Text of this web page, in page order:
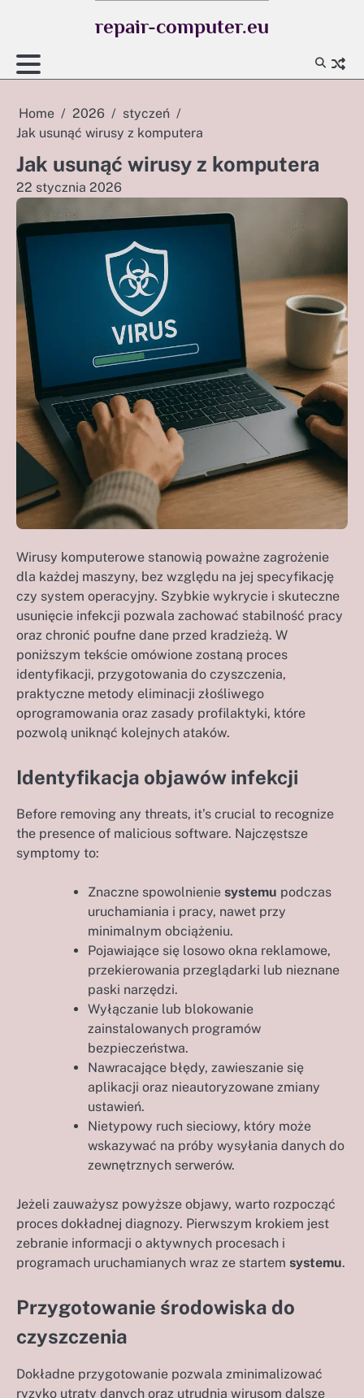
repair-computer.eu
Home 2026
styczeń
Jak usunąć wirusy z komputera
Jak usunąć wirusy z komputera
22 stycznia 2026
Wirusy komputerowe stanowią poważne zagrożenie
dla każdej maszyny, bez względu na jej specyfikację
czy system operacyjny. Szybkie wykrycie i skuteczne
usunięcie infekcji pozwala zachować stabilność pracy
oraz chronić poufne dane przed kradzieżą. W
poniższym tekście omówione zostaną proces
identyfikacji, przygotowania do czyszczenia,
praktyczne metody eliminacji złośliwego
oprogramowania oraz zasady profilaktyki, które
pozwolą uniknąć kolejnych ataków.
Identyfikacja objawów infekcji
Before removing any threats, it’s crucial to recognize
the presence of malicious software. Najczęstsze
symptomy to:
Znaczne spowolnienie systemu podczas
uruchamiania i pracy, nawet przy
minimalnym obciążeniu.
Pojawiające się losowo okna reklamowe,
przekierowania przeglądarki lub nieznane
paski narzędzi.
Wyłączanie lub blokowanie
zainstalowanych programów
bezpieczeństwa.
Nawracające błędy, zawieszanie się
aplikacji oraz nieautoryzowane zmiany
ustawień.
Nietypowy ruch sieciowy, który może
wskazywać na próby wysyłania danych do
zewnętrznych serwerów.
Jeżeli zauważysz powyższe objawy, warto rozpocząć
proces dokładnej diagnozy. Pierwszym krokiem jest
zebranie informacji o aktywnych procesach i
programach uruchamianych wraz ze startem systemu.
Przygotowanie środowiska do
czyszczenia
Dokładne przygotowanie pozwala zminimalizować
ryzyko utraty danych oraz utrudnia wirusom dalsze